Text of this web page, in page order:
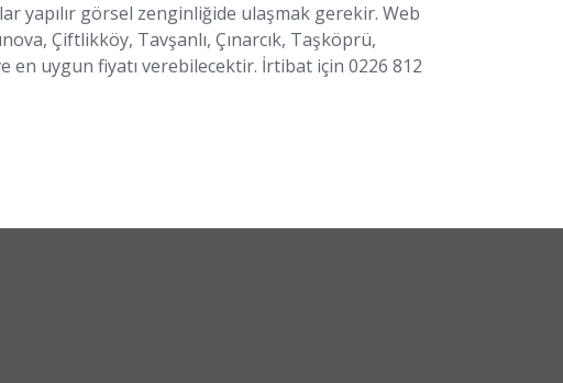
yapılır görsel zenginliğide ulaşmak gerekir. Web
Çiftlikköy, Tavşanlı, Çınarcık, Taşköprü,
en uygun fiyatı verebilecektir. İrtibat için 0226 812